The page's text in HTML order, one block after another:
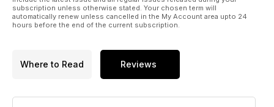
Grumman un millón de dólares cada una y en ese momento
algunas eran las más grandes del mundo. La soldadura se
realizaba en una cámara de vacío para evitar que los gases
derivar en grietas y/o corrosiones.
subscription unless otherwise stated. Your chosen term will
automatically renew unless cancelled in the My Account area upto 24
hours before the end of the current subscription.
Where to Read Reviews